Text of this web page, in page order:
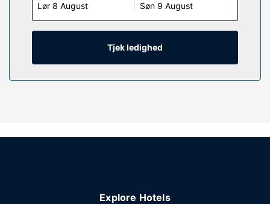
en kombination af bruser/badekar samt gratis toiletartikler
og hårtørrer. Faciliteter inkluderer skriveborde og gratis
aviser, samt telefoner med gratis lokalopkald.
internetadgang og automat.
Lør 8 August Søn 9 August
Tjek ledighed
Explore Hotels